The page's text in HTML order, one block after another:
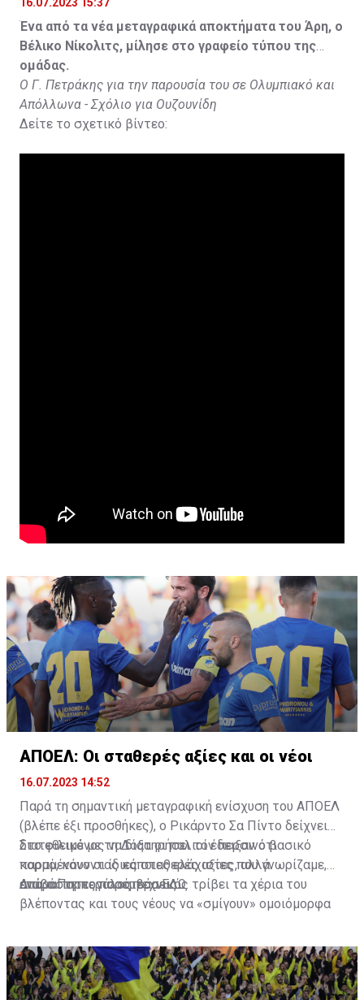
Ένα από τα νέα μεταγραφικά αποκτήματα του Άρη, ο
Βέλικο Νίκολιτς, μίλησε στο γραφείο τύπου της
ομάδας.
Ο Γ. Πετράκης για την παρουσία του σε Ολυμπιακό και
Απόλλωνα - Σχόλιο για Ουζουνίδη
Δείτε το σχετικό βίντεο:
ΑΠΟΕΛ: Οι σταθερές αξίες και οι νέοι
16.07.2023 14:52
Παρά τη σημαντική μεταγραφική ενίσχυση του ΑΠΟΕΛ
(βλέπε έξι προσθήκες), ο Ρικάρντο Σα Πίντο δείχνει
διατεθειμένος να διατηρήσει τον περσινό βασικό
κορμό, κάνοντας κάποιες ελάχιστες, αλλά
απαραίτητες παρεμβάσεις.
Στο φιλικό με τη Δόξα οι παλιοί έδειξαν ότι
παραμένουν οι ίδιες σταθερές αξίες που γνωρίζαμε,
ενώ ο Πορτογάλος τεχνικός τρίβει τα χέρια του
βλέποντας και τους νέους να «σμίγουν» ομοιόμορφα
Διαβάστε περισσότεραΕΔΩ.